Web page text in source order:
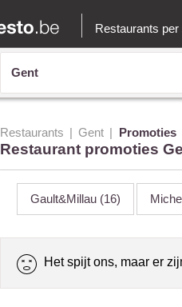
Restaurants
Restaurants Gent Promoties
Restaurant promoties
Gault&Millau (16)
Het spijt ons, maar er